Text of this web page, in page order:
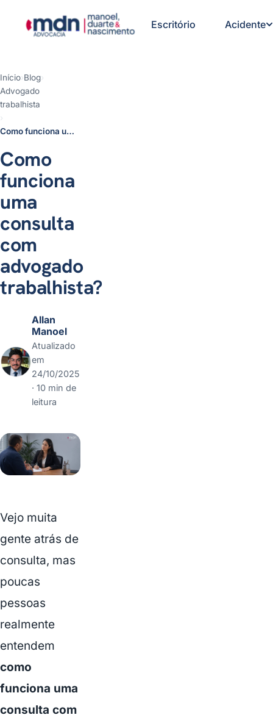
Escritório Acidente
Início›Blog›
Advogado
trabalhista
›
Como funciona uma consulta com advogado trabalhista?
Como
funciona
uma
consulta
com
advogado
trabalhista?
Allan
Manoel
Atualizado
em
24/10/2025
· 10 min de
leitura
Vejo muita
gente atrás de
consulta, mas
poucas
pessoas
realmente
entendem
como
funciona uma
consulta com